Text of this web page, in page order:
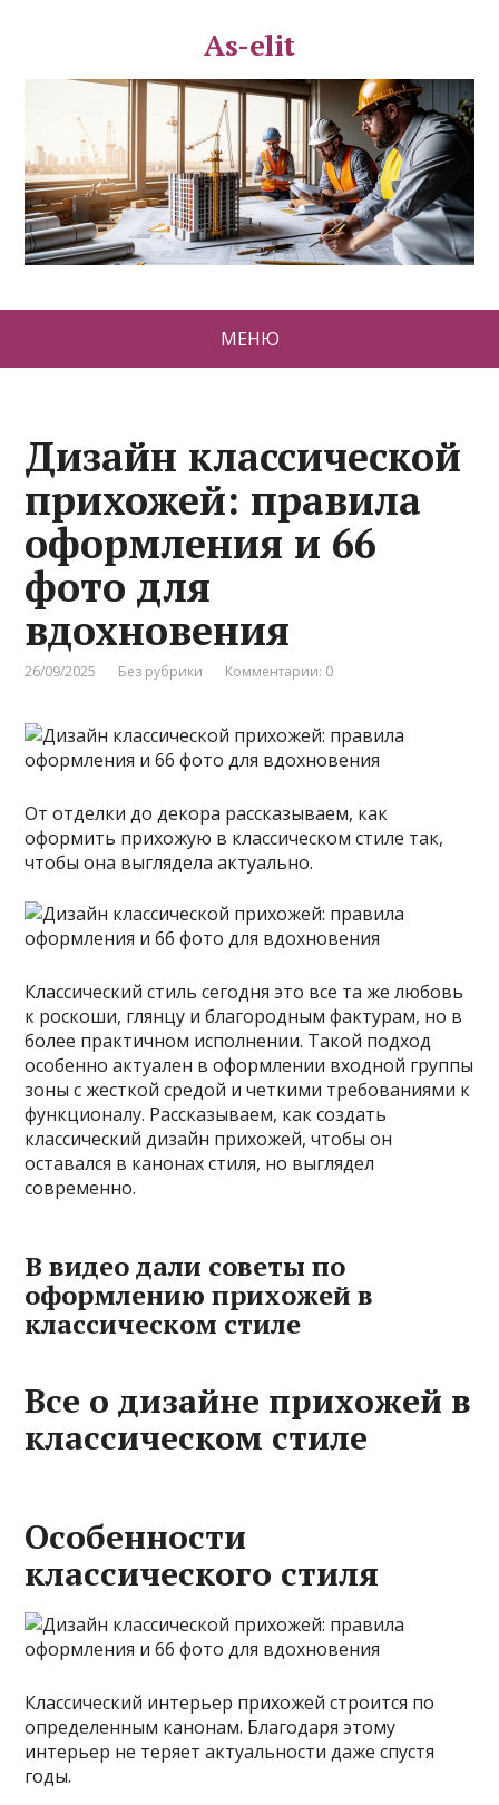
As-elit
МЕНЮ
Дизайн классической
прихожей: правила
оформления и 66
фото для
вдохновения
26/09/2025 Без рубрики Комментарии: 0
От отделки до декора рассказываем, как
оформить прихожую в классическом стиле так,
чтобы она выглядела актуально.
Классический стиль сегодня это все та же любовь
к роскоши, глянцу и благородным фактурам, но в
более практичном исполнении. Такой подход
особенно актуален в оформлении входной группы
зоны с жесткой средой и четкими требованиями к
функционалу. Рассказываем, как создать
классический дизайн прихожей, чтобы он
оставался в канонах стиля, но выглядел
современно.
В видео дали советы по
оформлению прихожей в
классическом стиле
Все о дизайне прихожей в
классическом стиле
Особенности
классического стиля
Классический интерьер прихожей строится по
определенным канонам. Благодаря этому
интерьер не теряет актуальности даже спустя
годы.